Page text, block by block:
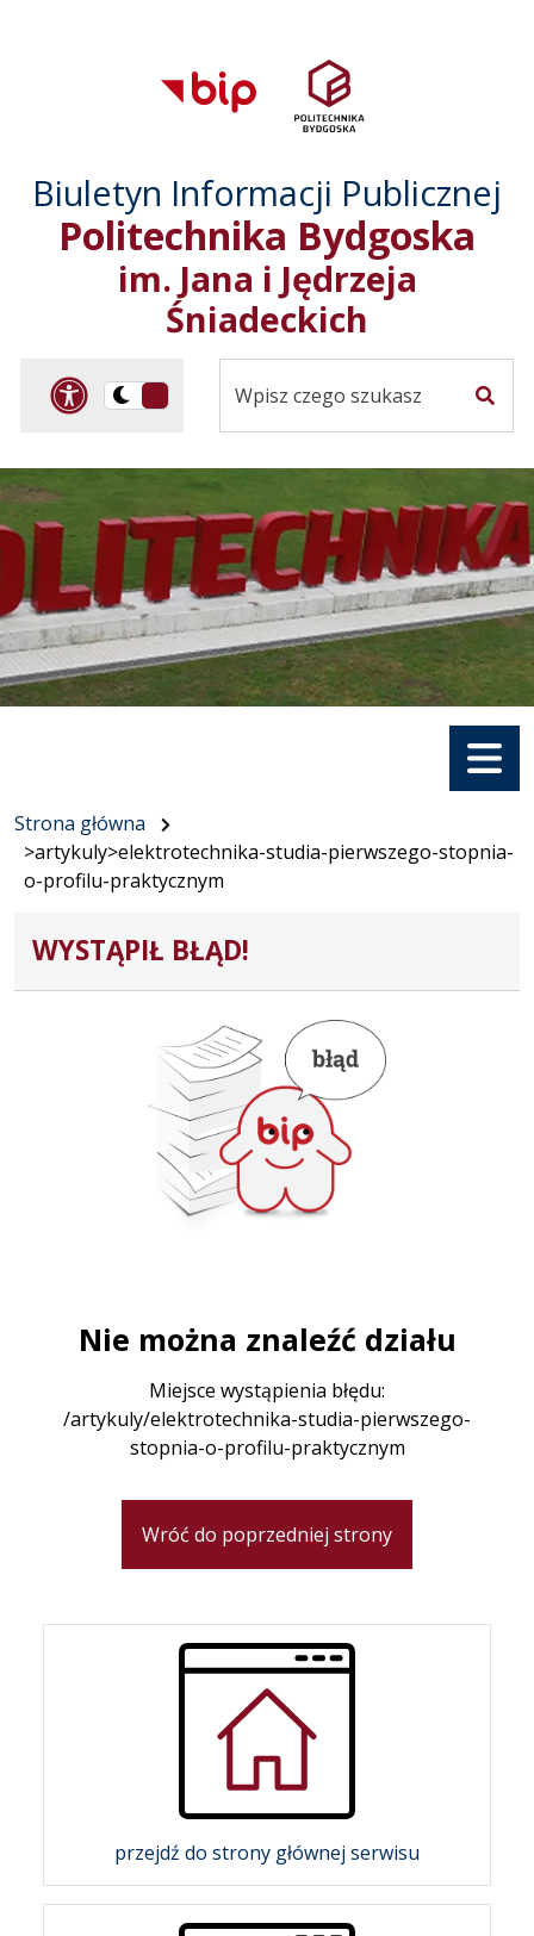
głównego menu
serwisu
Biuletyn Informacji Publicznej
Politechnika Bydgoska
im. Jana i Jędrzeja
Śniadeckich
Panel dostosowania
Przelącz
kontrastowa
Menu
Strona główna
>artykuly>elektrotechnika-studia-pierwszego-stopnia-
o-profilu-praktycznym
WYSTĄPIŁ BŁĄD!
Nie można znaleźć działu
Miejsce wystąpienia błędu:
/artykuly/elektrotechnika-studia-pierwszego-
stopnia-o-profilu-praktycznym
Wróć do poprzedniej strony
przejdź do strony głównej serwisu